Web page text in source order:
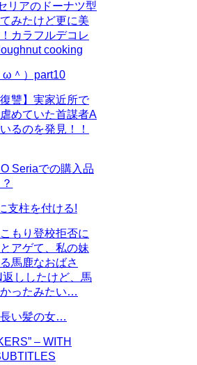
リアのドーナツ型
みたけど更に美
カラフルデコレ
cooking
ω＾）part10
讐】実家近所で
めていた首謀者A
るのを発見！！
Seriaでの購入品
支柱を付ける!
もり登校拒否に
アゲて、私の妹
馬鹿なおばさ
ししたけど、馬
ったみたい…
長い髪の女…
– WITH